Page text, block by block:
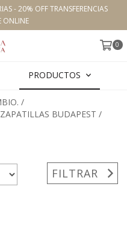
- 20% OFF TRANSFERENCIAS
ONLINE
0
PRODUCTOS
/
ZAPATILLAS BUDAPEST /
FILTRAR